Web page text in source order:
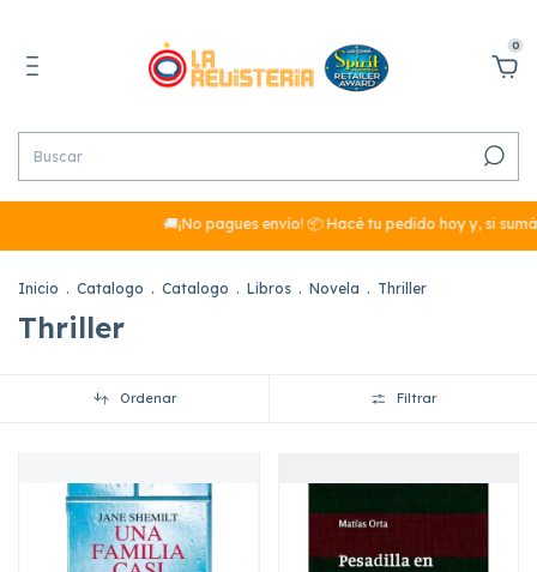
0
🚚¡No pagues envío! 📦 Hacé tu pedido hoy y, si sumás más de
Inicio . Catalogo . Catalogo . Libros . Novela . Thriller
Thriller
Ordenar Filtrar